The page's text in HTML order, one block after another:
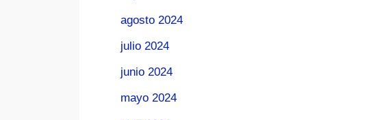
agosto 2024
julio 2024
junio 2024
mayo 2024